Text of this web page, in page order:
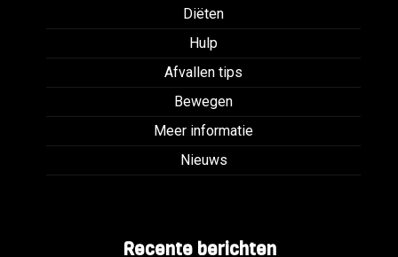
Diëten
Hulp
Afvallen tips
Bewegen
Meer informatie
Nieuws
Recente berichten